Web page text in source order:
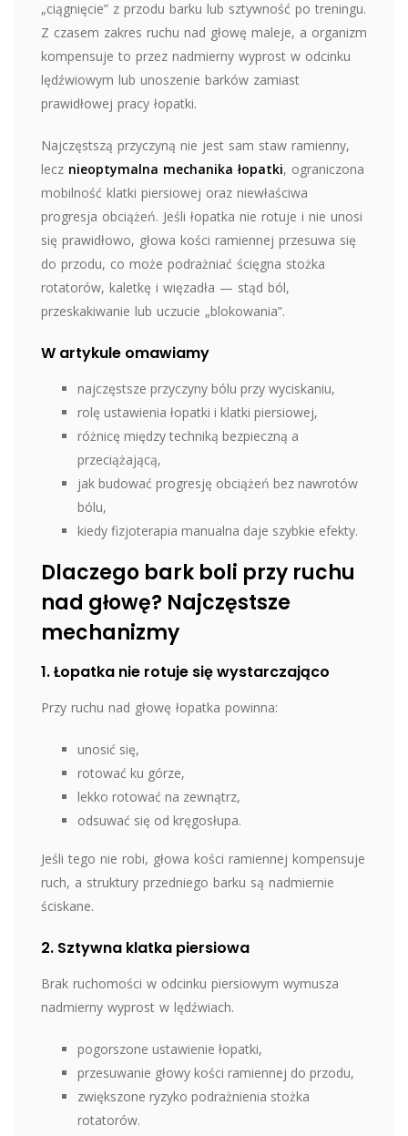
„ciągnięcie” z przodu barku lub sztywność po treningu.
Z czasem zakres ruchu nad głowę maleje, a organizm
kompensuje to przez nadmierny wyprost w odcinku
lędźwiowym lub unoszenie barków zamiast
prawidłowej pracy łopatki.
Najczęstszą przyczyną nie jest sam staw ramienny,
lecz nieoptymalna mechanika łopatki, ograniczona
mobilność klatki piersiowej oraz niewłaściwa
progresja obciążeń. Jeśli łopatka nie rotuje i nie unosi
się prawidłowo, głowa kości ramiennej przesuwa się
do przodu, co może podrażniać ścięgna stożka
rotatorów, kaletkę i więzadła — stąd ból,
przeskakiwanie lub uczucie „blokowania”.
W artykule omawiamy
najczęstsze przyczyny bólu przy wyciskaniu,
rolę ustawienia łopatki i klatki piersiowej,
różnicę między techniką bezpieczną a
przeciążającą,
jak budować progresję obciążeń bez nawrotów
bólu,
kiedy fizjoterapia manualna daje szybkie efekty.
Dlaczego bark boli przy ruchu
nad głowę? Najczęstsze
mechanizmy
1. Łopatka nie rotuje się wystarczająco
Przy ruchu nad głowę łopatka powinna:
unosić się,
rotować ku górze,
lekko rotować na zewnątrz,
odsuwać się od kręgosłupa.
Jeśli tego nie robi, głowa kości ramiennej kompensuje
ruch, a struktury przedniego barku są nadmiernie
ściskane.
2. Sztywna klatka piersiowa
Brak ruchomości w odcinku piersiowym wymusza
nadmierny wyprost w lędźwiach.
pogorszone ustawienie łopatki,
przesuwanie głowy kości ramiennej do przodu,
zwiększone ryzyko podrażnienia stożka
rotatorów.